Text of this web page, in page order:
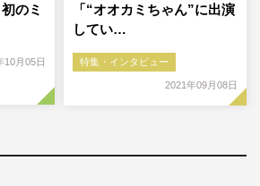
のミ
10月05日
「“オオカミちゃん”に出演
してい…
特集・インタビュー
2021年09月08日